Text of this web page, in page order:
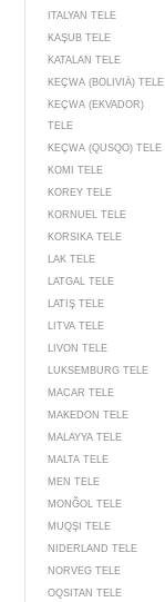
ITALYAN TELE
KAŞUB TELE
KATALAN TELE
KEÇWA (BOLIVIÄ) TELE
KEÇWA (EKVADOR)
TELE
KEÇWA (QUSQO) TELE
KOMI TELE
KOREY TELE
KORNUEL TELE
KORSIKA TELE
LAK TELE
LATGAL TELE
LATIŞ TELE
LITVA TELE
LIVON TELE
LUKSEMBURG TELE
MACAR TELE
MAKEDON TELE
MALAYYA TELE
MALTA TELE
MEN TELE
MONĞOL TELE
MUQŞI TELE
NIDERLAND TELE
NORVEG TELE
OQSITAN TELE